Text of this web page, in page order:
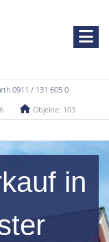
0911 / 131 605 0
Objekte: 103
in